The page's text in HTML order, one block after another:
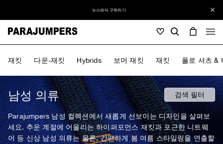
남성
전체 보기
재킷
전체 보기
여성
전체 보기
주니어
뉴스레터 구독하기
남성 여성 주니어
재킷 다운-재킷 Hybrids 보머 재킷 재킷 폴로 셔츠 &
검색 필터
남성 의류
Parajumpers 남성 컬렉션에서 새롭게 선보이는 디자인을 살펴보
세요. 추운 계절에 어울리는 하이퍼포먼스 재킷과 포근한 니트웨
어 등 신상 남성 의류는 물론, 간편하게 봄 여름 스타일링을 연출할